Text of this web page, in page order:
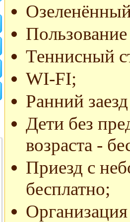
Теннисный
WI-FI;
Ранний
Дети без
возраста -
Приезд с
бесплатно;